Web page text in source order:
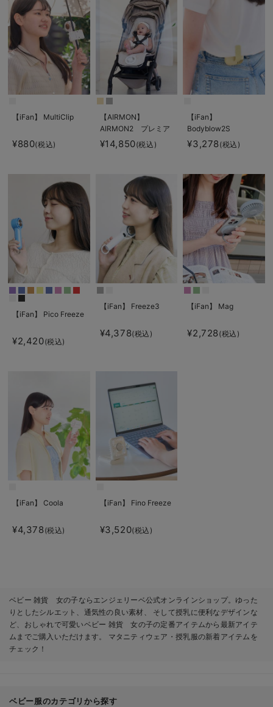
【iFan】 MultiClip
¥880(税込)
【AIRMON】
AIRMON2 プレミア
ム
¥14,850(税込)
【iFan】
Bodyblow2S
¥3,278(税込)
【iFan】 Pico Freeze
¥2,420(税込)
【iFan】 Freeze3
¥4,378(税込)
【iFan】 Mag
¥2,728(税込)
【iFan】 Coola
¥4,378(税込)
【iFan】 Fino Freeze
¥3,520(税込)
ベビー 雑貨 女の子ならエンジェリーベ公式オンラインショップ。ゆった
りとしたシルエット、通気性の良い素材、 そして授乳に便利なデザインな
ど、おしゃれで可愛いベビー 雑貨 女の子の定番アイテムから最新アイテ
ムまでご購入いただけます。 マタニティウェア・授乳服の新着アイテムを
チェック！
ベビー服のカテゴリから探す